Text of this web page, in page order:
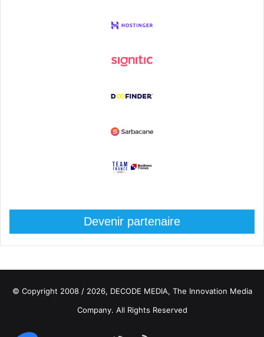
Devenir partenaire
© Copyright 2008 / 2026, DECODE MEDIA, The Innovation Media
Company. All Rights Reserved